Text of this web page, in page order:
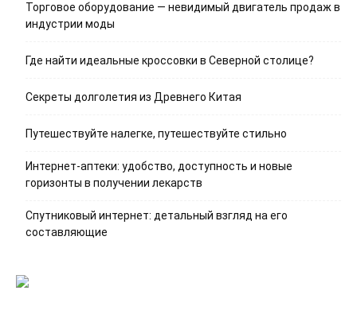
Торговое оборудование — невидимый двигатель продаж в
индустрии моды
Где найти идеальные кроссовки в Северной столице?
Секреты долголетия из Древнего Китая
Путешествуйте налегке, путешествуйте стильно
Интернет-аптеки: удобство, доступность и новые
горизонты в получении лекарств
Спутниковый интернет: детальный взгляд на его
составляющие